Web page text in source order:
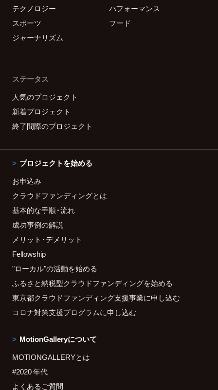
テクノロジー
パフォーマンス
スポーツ
フード
ジャーナリズム
ステータス
人気のプロジェクト
新着プロジェクト
終了間際のプロジェクト
プロジェクトを始める
お申込み
クラウドファンディングとは
基本的な手順・流れ
成功事例の解説
メリット・デメリット
Fellowship
"ローカル"の活動を始める
ふるさと納税型クラウドファンディングを始める
東京都クラウドファンディング支援事業に申し込む
コロナ対策支援プログラムに申し込む
MotionGalleryについて
MOTIONGALLERYとは
#2020 年代
よくあるご質問